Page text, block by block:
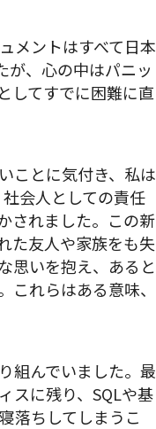
メントはすべて日本
が、心の中はパニッ
してすでに困難に直
ことに気付き、私は
会人としての責任
されました。この新
た友人や家族をも失
思いを抱え、あると
れらはある意味、
組んでいました。最
スに残り、SQLや基
落ちしてしまうこ